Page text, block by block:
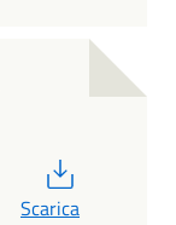
Scarica